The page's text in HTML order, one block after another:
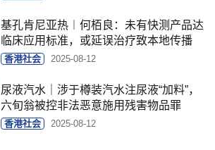
基孔肯尼亚热︱何栢良：未有快测产品达
临床应用标准，或延误治疗致本地传播
香港社会 2025-08-12
尿液汽水｜涉于樽装汽水注尿液“加料”，
六旬翁被控非法恶意施用残害物品罪
香港社会 2025-08-12